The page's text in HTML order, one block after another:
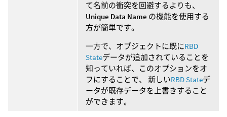
て名前の衝突を回避するよりも、
Unique Data Name の機能を使用する
方が簡単です。
一方で、オブジェクトに既にRBD
Stateデータが追加されていることを
知っていれば、このオプションをオ
フにすることで、 新しいRBD Stateデ
ータが既存データを上書きすること
ができます。